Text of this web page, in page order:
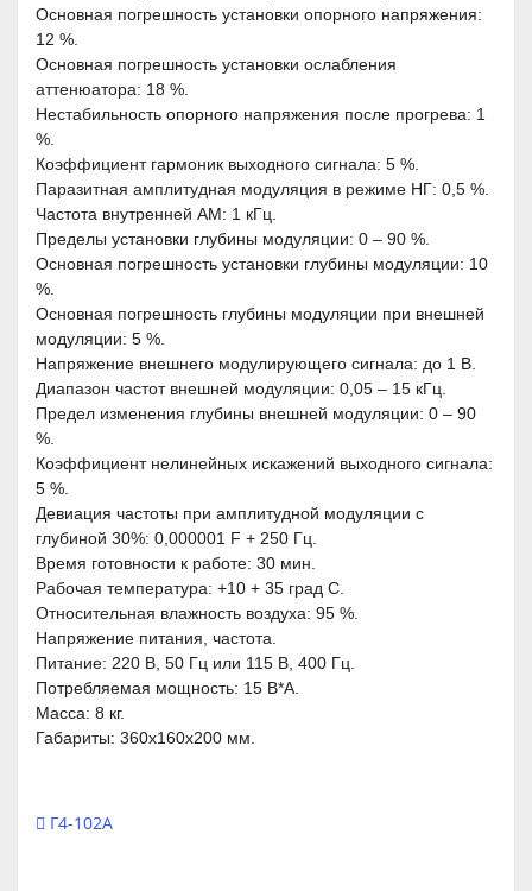
Основная погрешность установки опорного напряжения:
12 %.
Основная погрешность установки ослабления
аттенюатора: 18 %.
Нестабильность опорного напряжения после прогрева: 1
%.
Коэффициент гармоник выходного сигнала: 5 %.
Паразитная амплитудная модуляция в режиме НГ: 0,5 %.
Частота внутренней АМ: 1 кГц.
Пределы установки глубины модуляции: 0 – 90 %.
Основная погрешность установки глубины модуляции: 10
%.
Основная погрешность глубины модуляции при внешней
модуляции: 5 %.
Напряжение внешнего модулирующего сигнала: до 1 В.
Диапазон частот внешней модуляции: 0,05 – 15 кГц.
Предел изменения глубины внешней модуляции: 0 – 90
%.
Коэффициент нелинейных искажений выходного сигнала:
5 %.
Девиация частоты при амплитудной модуляции с
глубиной 30%: 0,000001 F + 250 Гц.
Время готовности к работе: 30 мин.
Рабочая температура: +10 + 35 град С.
Относительная влажность воздуха: 95 %.
Напряжение питания, частота.
Питание: 220 В, 50 Гц или 115 В, 400 Гц.
Потребляемая мощность: 15 В*А.
Масса: 8 кг.
Габариты: 360х160х200 мм.
Г4-102А